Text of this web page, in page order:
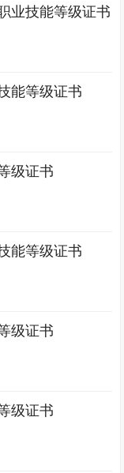
业技能等级证书
能等级证书
级证书
能等级证书
级证书
级证书